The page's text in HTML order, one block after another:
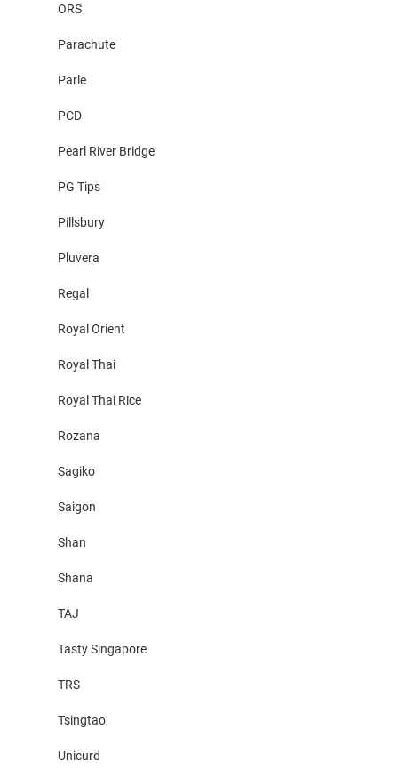
ORS
Parachute
Parle
PCD
Pearl River Bridge
PG Tips
Pillsbury
Pluvera
Regal
Royal Orient
Royal Thai
Royal Thai Rice
Rozana
Sagiko
Saigon
Shan
Shana
TAJ
Tasty Singapore
TRS
Tsingtao
Unicurd